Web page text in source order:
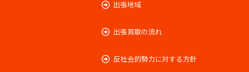
出張地域
出張買取の流れ
反社会的勢力に対する方針